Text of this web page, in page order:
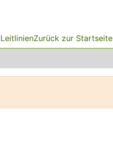
LeitlinienZurück zur Startseite